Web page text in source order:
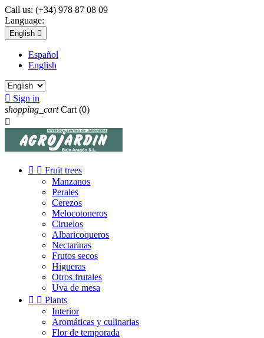
Call us: (+34) 978 87 08 09
Language:
English 
Español
English
 Sign in
shopping_cart Cart (0)

  Fruit trees
Manzanos
Perales
Cerezos
Melocotoneros
Ciruelos
Albaricoqueros
Nectarinas
Frutos secos
Higueras
Otros frutales
Uva de mesa
  Plants
Interior
Aromáticas y culinarias
Flor de temporada